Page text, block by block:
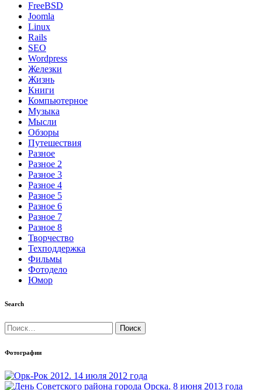
FreeBSD
Joomla
Linux
Rails
SEO
Wordpress
Железки
Жизнь
Книги
Компьютерное
Музыка
Мысли
Обзоры
Путешествия
Разное
Разное 2
Разное 3
Разное 4
Разное 5
Разное 6
Разное 7
Разное 8
Творчество
Техподдержка
Фильмы
Фотодело
Юмор
Search
Найти:
Фотографии